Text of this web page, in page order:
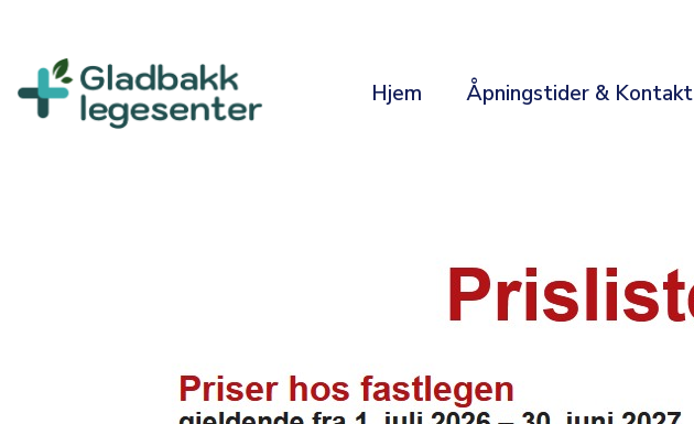
Hjem Åpningstider & Kontakt